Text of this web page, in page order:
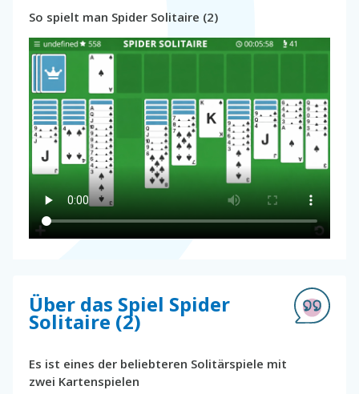
So spielt man Spider Solitaire (2)
Über das Spiel Spider
Solitaire (2)
Es ist eines der beliebteren Solitärspiele mit
zwei Kartenspielen